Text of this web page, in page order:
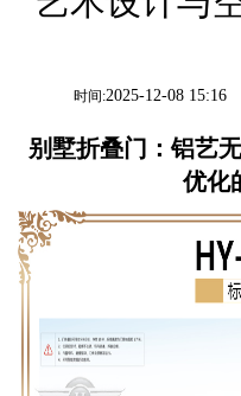
时间:2025-12-08 15:16
别墅折叠门 ：铝艺
优化